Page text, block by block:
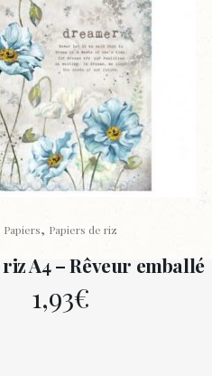
Papiers, Papiers de riz
A4 – Rêveur emballé
1,93€